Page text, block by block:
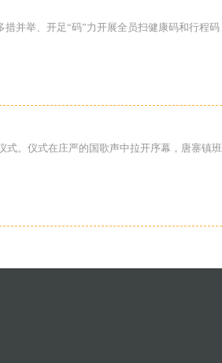
并举、开足“码”力开展全员扫健康码和行程
。仪式在庄严的国歌声中拉开序幕，唐寨